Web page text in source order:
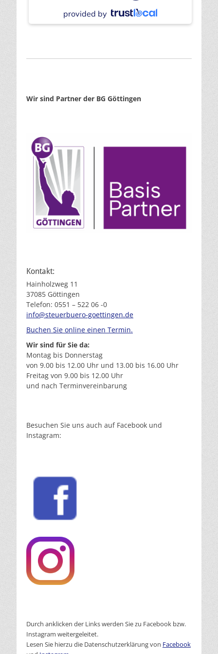
provided by
Wir sind Partner der BG Göttingen
Kontakt:
Hainholzweg 11
37085 Göttingen
Telefon: 0551 – 522 06 -0
info@steuerbuero-goettingen.de
Buchen Sie online einen Termin.
Wir sind für Sie da:
Montag bis Donnerstag
von 9.00 bis 12.00 Uhr und 13.00 bis 16.00 Uhr
Freitag von 9.00 bis 12.00 Uhr
und nach Terminvereinbarung
Besuchen Sie uns auch auf Facebook und
Instagram:
Durch anklicken der Links werden Sie zu Facebook bzw.
Instagram weitergeleitet.
Lesen Sie hierzu die Datenschutzerklärung von Facebook